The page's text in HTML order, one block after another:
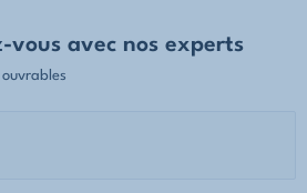
vous avec nos experts
ouvrables